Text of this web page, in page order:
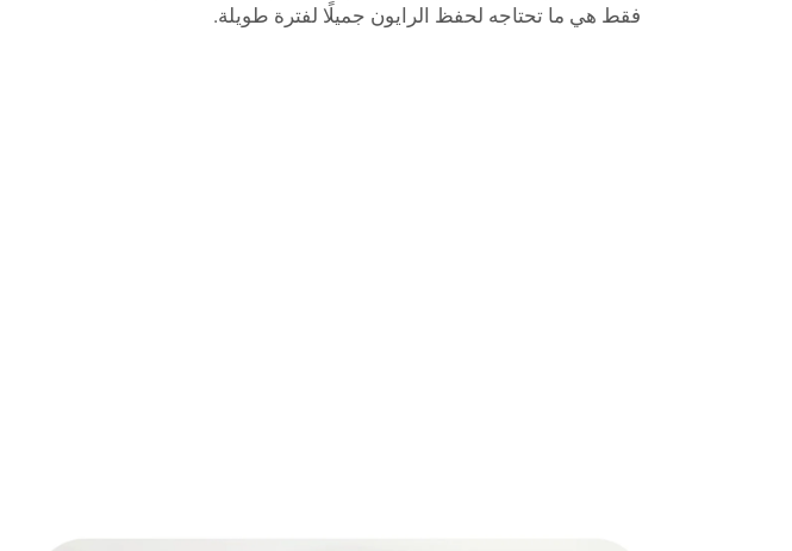
فقط هي ما تحتاجه لحفظ الرايون جميلًا لفترة طويلة.